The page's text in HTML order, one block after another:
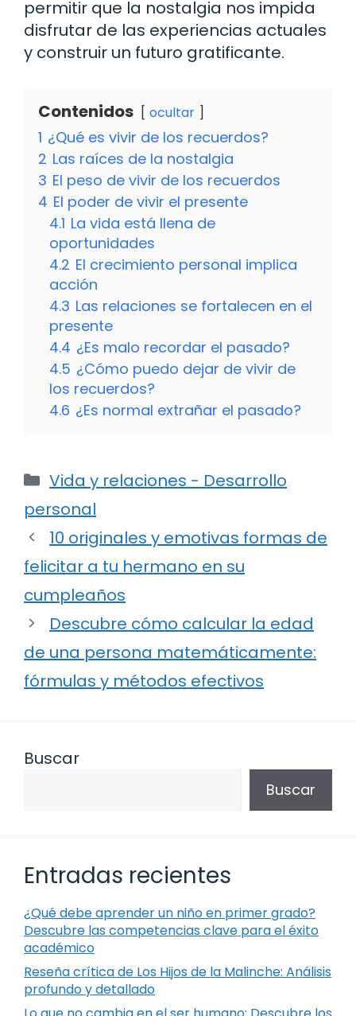
permitir que la nostalgia nos impida
disfrutar de las experiencias actuales
y construir un futuro gratificante.
Contenidos ocultar
1 ¿Qué es vivir de los recuerdos?
2 Las raíces de la nostalgia
3 El peso de vivir de los recuerdos
4 El poder de vivir el presente
4.1 La vida está llena de
oportunidades
4.2 El crecimiento personal implica
acción
4.3 Las relaciones se fortalecen en el
presente
4.4 ¿Es malo recordar el pasado?
4.5 ¿Cómo puedo dejar de vivir de
los recuerdos?
4.6 ¿Es normal extrañar el pasado?
Categorías
Vida y relaciones - Desarrollo
personal
10 originales y emotivas formas de
felicitar a tu hermano en su
cumpleaños
Descubre cómo calcular la edad
de una persona matemáticamente:
fórmulas y métodos efectivos
Buscar
Buscar
Entradas recientes
¿Qué debe aprender un niño en primer grado?
Descubre las competencias clave para el éxito
académico
Reseña crítica de Los Hijos de la Malinche: Análisis
profundo y detallado